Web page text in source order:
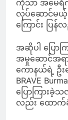
ကိုသာ အမေရိ
လုပ်ဆောင်မ
ကြောင်း ပြန်
အဆိုပါ ပြောက
အမှုဆောင်အရ
ကောနယ်ရဲ့ ဦး
BRAVE
ပြောကြားခဲ့
လည်း ထောက်